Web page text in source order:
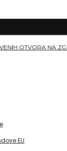
OTVORA NA
EU